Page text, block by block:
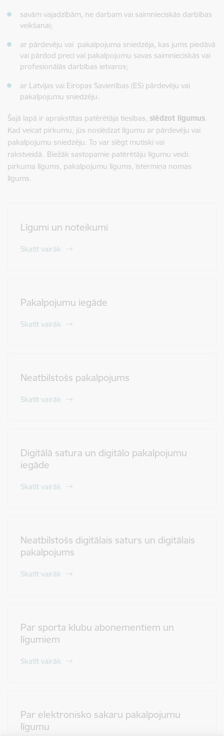
savām vajadzībām, ne darbam vai saimnieciskās darbības
veikšanai;
ar pārdevēju vai pakalpojuma sniedzēja, kas jums piedāvā
vai pārdod preci vai pakalpojumu savas saimnieciskās vai
profesionālās darbības ietvaros;
ar Latvijas vai Eiropas Savienības (ES) pārdevēju vai
pakalpojumu sniedzēju.
Šajā lapā ir aprakstītas patērētāja tiesības, slēdzot līgumus.
Kad veicat pirkumu, jūs noslēdzat līgumu ar pārdevēju vai
pakalpojumu sniedzēju. To var slēgt mutiski vai
rakstveidā. Biežāk sastopamie patērētāju līgumu veidi:
pirkuma līgums, pakalpojumu līgums, īstermiņa nomas
līgums.
Līgumi un noteikumi
Skatīt vairāk
Pakalpojumu iegāde
Skatīt vairāk
Neatbilstošs pakalpojums
Skatīt vairāk
Digitālā satura un digitālo pakalpojumu
iegāde
Skatīt vairāk
Neatbilstošs digitālais saturs un digitālais
pakalpojums
Skatīt vairāk
Par sporta klubu abonementiem un
līgumiem
Skatīt vairāk
Par elektronisko sakaru pakalpojumu
līgumu